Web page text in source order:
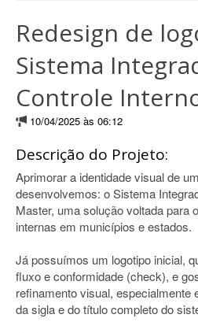
Redesign de
Sistema
Controle
10/04/2025 às 06:12
Descrição do Projeto:
Aprimorar a identidade visual de
desenvolvemos: o Sistema
Master, uma solução voltada para
internas em municípios e estados.
Já possuímos um logotipo inicial,
fluxo e conformidade (check), e
refinamento visual, especialmente
da sigla e do título completo do